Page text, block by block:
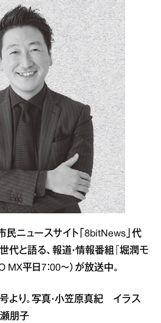
民ニュースサイト「8bitNews」代
代と語る、報道・情報番組『堀潤モ
MX平日7：00～）が放送中。
より。写真・小笠原真紀 イラス
瀬朋子